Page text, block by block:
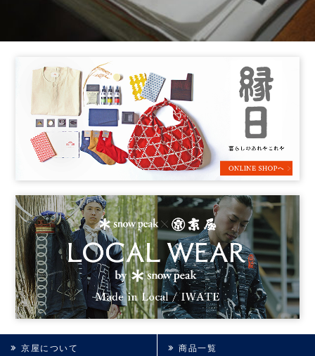
京屋について 商品一覧